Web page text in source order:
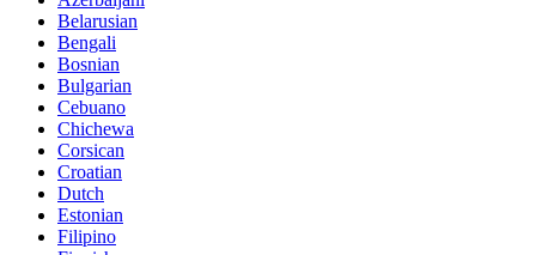
Belarusian
Bengali
Bosnian
Bulgarian
Cebuano
Chichewa
Corsican
Croatian
Dutch
Estonian
Filipino